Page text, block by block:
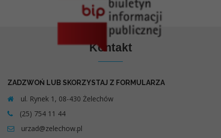
Kontakt
ZADZWOŃ LUB SKORZYSTAJ Z FORMULARZA
ul. Rynek 1, 08-430 Żelechów
(25) 754 11 44
urzad@zelechow.pl